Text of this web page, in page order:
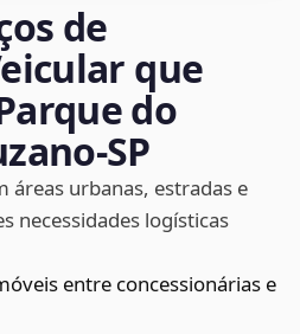
de
que
do
áreas urbanas, estradas e
necessidades logísticas
entre concessionárias e